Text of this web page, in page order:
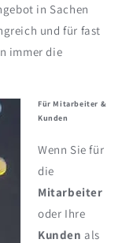
in Sachen
und für fast
immer die
Für Mitarbeiter &
Kunden
Wenn Sie für
die
Mitarbeiter
oder Ihre
Kunden als